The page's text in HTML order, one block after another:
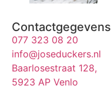
Contactgegevens
077 323 08 20
info@joseduckers.nl
Baarlosestraat 128,
5923 AP Venlo